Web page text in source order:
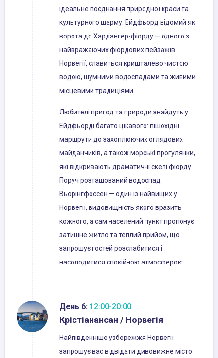
ідеальне поєднання природної краси та
культурного шарму. Ейдфьорд відомий як
ворота до Хардангер-фіорду — одного з
найвражаючих фіордових пейзажів
Норвегії, славиться кришталево чистою
водою, шумними водоспадами та живими
місцевими традиціями.
Любителі пригод та природи знайдуть у
Ейдфьорді багато цікавого: пішохідні
маршрути до захоплюючих оглядових
майданчиків, а також морські прогулянки,
які відкривають драматичні скелі фіорду.
Поруч розташований водоспад
Вьорінгфоссен — один із найвищих у
Норвегії, видовищність якого вразить
кожного, а сам населений пункт пропонує
затишне житло та теплий прийом, що
запрошує гостей розслабитися і
насолодитися спокійною атмосферою.
День 6: 12:00-20:00
Крістіанансан / Норвегія
Найпівденніше узбережжя Норвегії
запрошує вас відвідати дивовижне місто